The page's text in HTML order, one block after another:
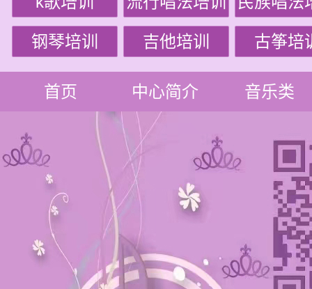
钢琴培训 吉他培训 古筝培
首页 中心简介 音乐类